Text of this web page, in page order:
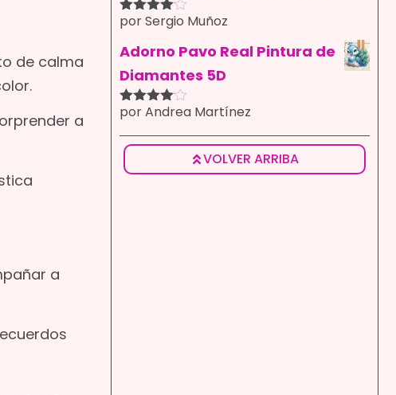
de calma
a
a
Valorado
5
por Sergio Muñoz
Adorno Pavo Real Pintura de
Diamantes 5D
Valorado
5
por Andrea Martínez
VOLVER ARRIBA